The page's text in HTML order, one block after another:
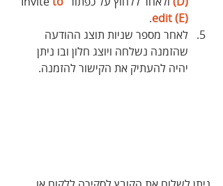
edit (E)
.
לאחר מספר שניות תוצג ההודעה
שהזמנה נשלחה ויוצג חלון ובו ניתן
יהיה להעתיק את הקישור להזמנה.